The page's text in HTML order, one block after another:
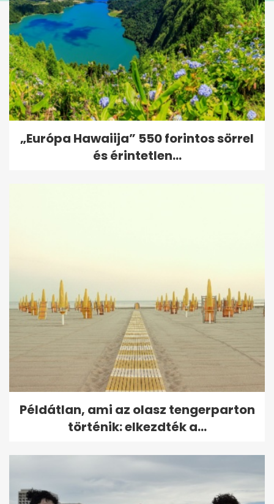
„Európa Hawaiija” 550 forintos sörrel
és érintetlen...
Példátlan, ami az olasz tengerparton
történik: elkezdték a...